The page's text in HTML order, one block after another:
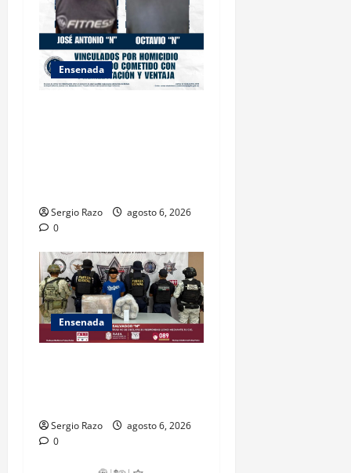
Ensenada
Sergio Razo
agosto 6, 2026
0
Ensenada
Sergio Razo
agosto 6, 2026
0